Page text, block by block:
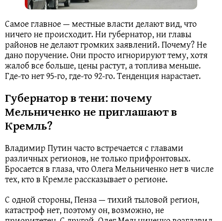
Самое главное — местные власти делают вид, что
ничего не происходит. Ни губернатор, ни главы
районов не делают громких заявлений. Почему? Не
дано поручение. Они просто игнорируют тему, хотя
жалоб все больше, цены растут, а топлива меньше.
Где-то нет 95-го, где-то 92-го. Тенденция нарастает.
Губернатор в тени: почему
Мельниченко не приглашают в
Кремль?
Владимир Путин часто встречается с главами
различных регионов, не только прифронтовых.
Бросается в глаза, что Олега Мельниченко нет в числе
тех, кто в Кремле рассказывает о регионе.
С одной стороны, Пенза — тихий тыловой регион,
катастроф нет, поэтому он, возможно, не